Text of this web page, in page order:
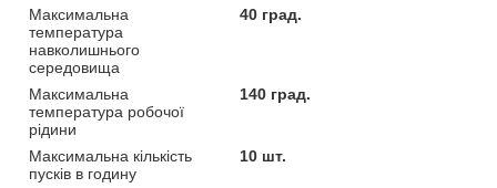
Максимальна
температура
навколишнього
середовища
40 град.
Максимальна
температура робочої
рідини
140 град.
Максимальна кількість
пусків в годину
10 шт.